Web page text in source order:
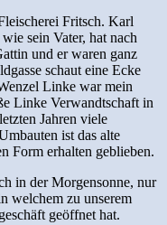
Fritsch. Karl
sein Vater, hat nach
und er waren ganz
schaut eine Ecke
Linke war mein
Linke Verwandtschaft in
Jahren viele
ist das alte
Form erhalten geblieben.
in der Morgensonne, nur
welchem zu unserem
geöffnet hat.